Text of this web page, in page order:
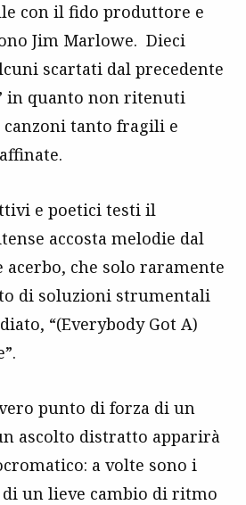
con il fido produttore e
Jim Marlowe. Dieci
scartati dal precedente
in quanto non ritenuti
tanto fragili e
e poetici testi il
accosta melodie dal
acerbo, che solo raramente
di soluzioni strumentali
“(Everybody Got A)
punto di forza di un
ascolto distratto apparirà
a volte sono i
un lieve cambio di ritmo